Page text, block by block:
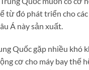
từ đó phát triển cho
Á này sản xuất.
Quốc gặp nhiều khó
cơ cho máy bay thế